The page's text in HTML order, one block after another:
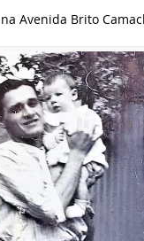
Avenida Brito